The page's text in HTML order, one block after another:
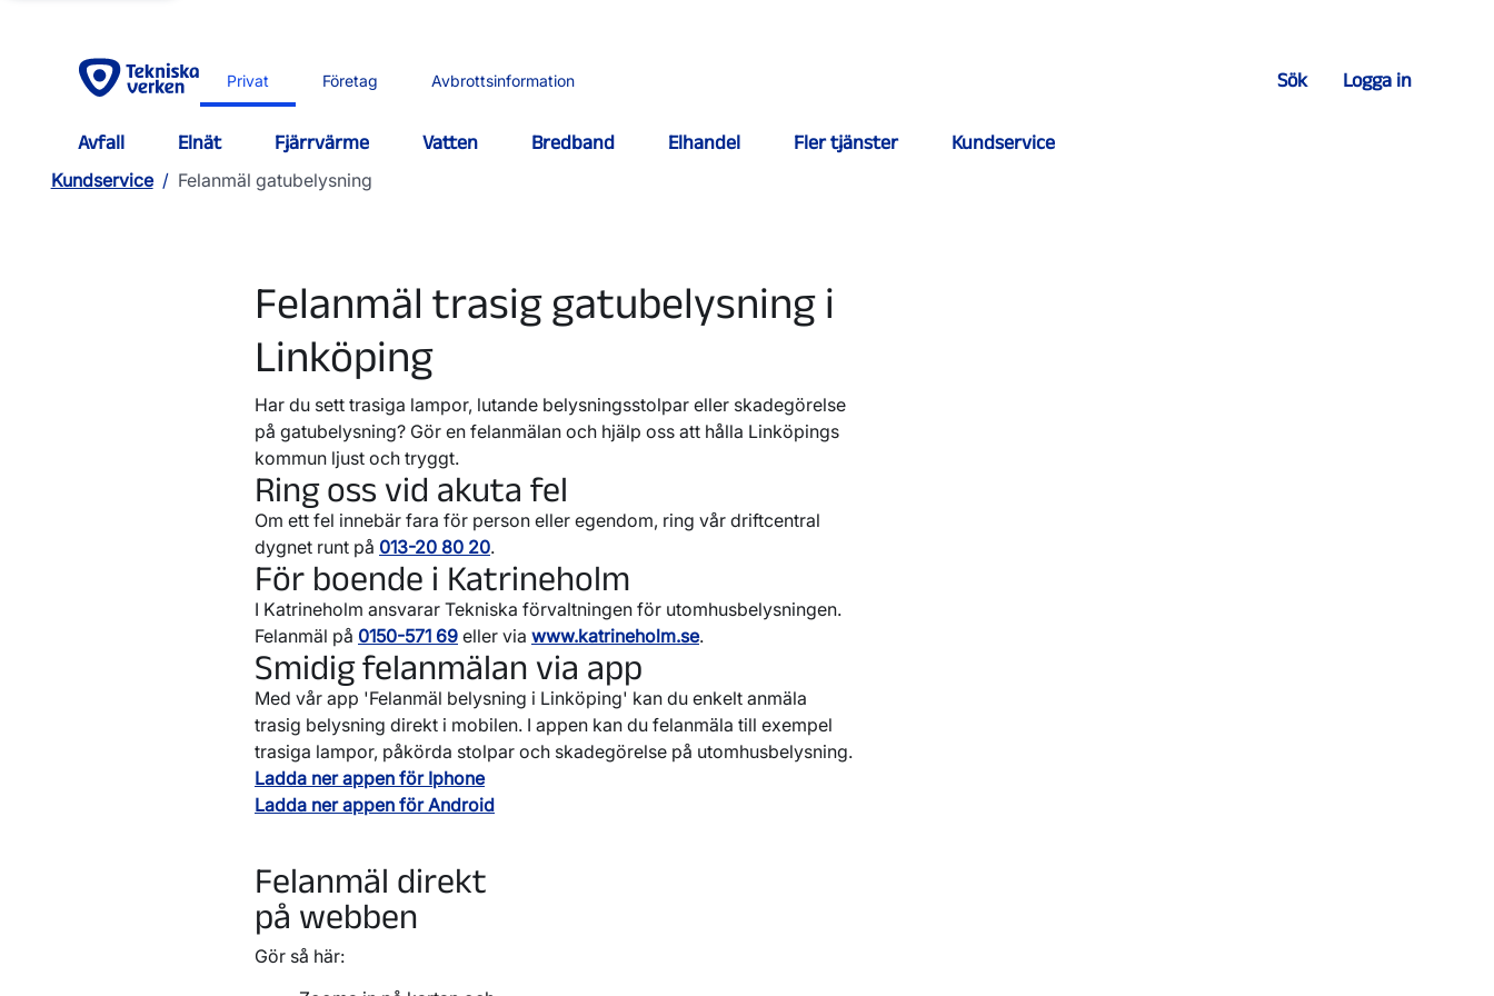
Privat Företag Avbrottsinformation Sök Logga in
Avfall Elnät Fjärrvärme Vatten Bredband Elhandel Fler tjänster
Kundservice
Kundservice / Felanmäl gatubelysning
Felanmäl trasig gatubelysning i
Linköping
Har du sett trasiga lampor, lutande belysningsstolpar eller skadegörelse
på gatubelysning? Gör en felanmälan och hjälp oss att hålla Linköpings
kommun ljust och tryggt.
Ring oss vid akuta fel
Om ett fel innebär fara för person eller egendom, ring vår driftcentral
dygnet runt på 013-20 80 20.
För boende i Katrineholm
I Katrineholm ansvarar Tekniska förvaltningen för utomhusbelysningen.
Felanmäl på 0150-571 69 eller via www.katrineholm.se.
Smidig felanmälan via app
Med vår app 'Felanmäl belysning i Linköping' kan du enkelt anmäla
trasig belysning direkt i mobilen. I appen kan du felanmäla till exempel
trasiga lampor, påkörda stolpar och skadegörelse på utomhusbelysning.
Ladda ner appen för Iphone
Ladda ner appen för Android
Felanmäl direkt
på webben
Gör så här: